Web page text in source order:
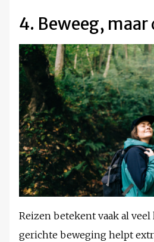
4. Beweeg, maar
Reizen betekent vaak al veel
gerichte beweging helpt